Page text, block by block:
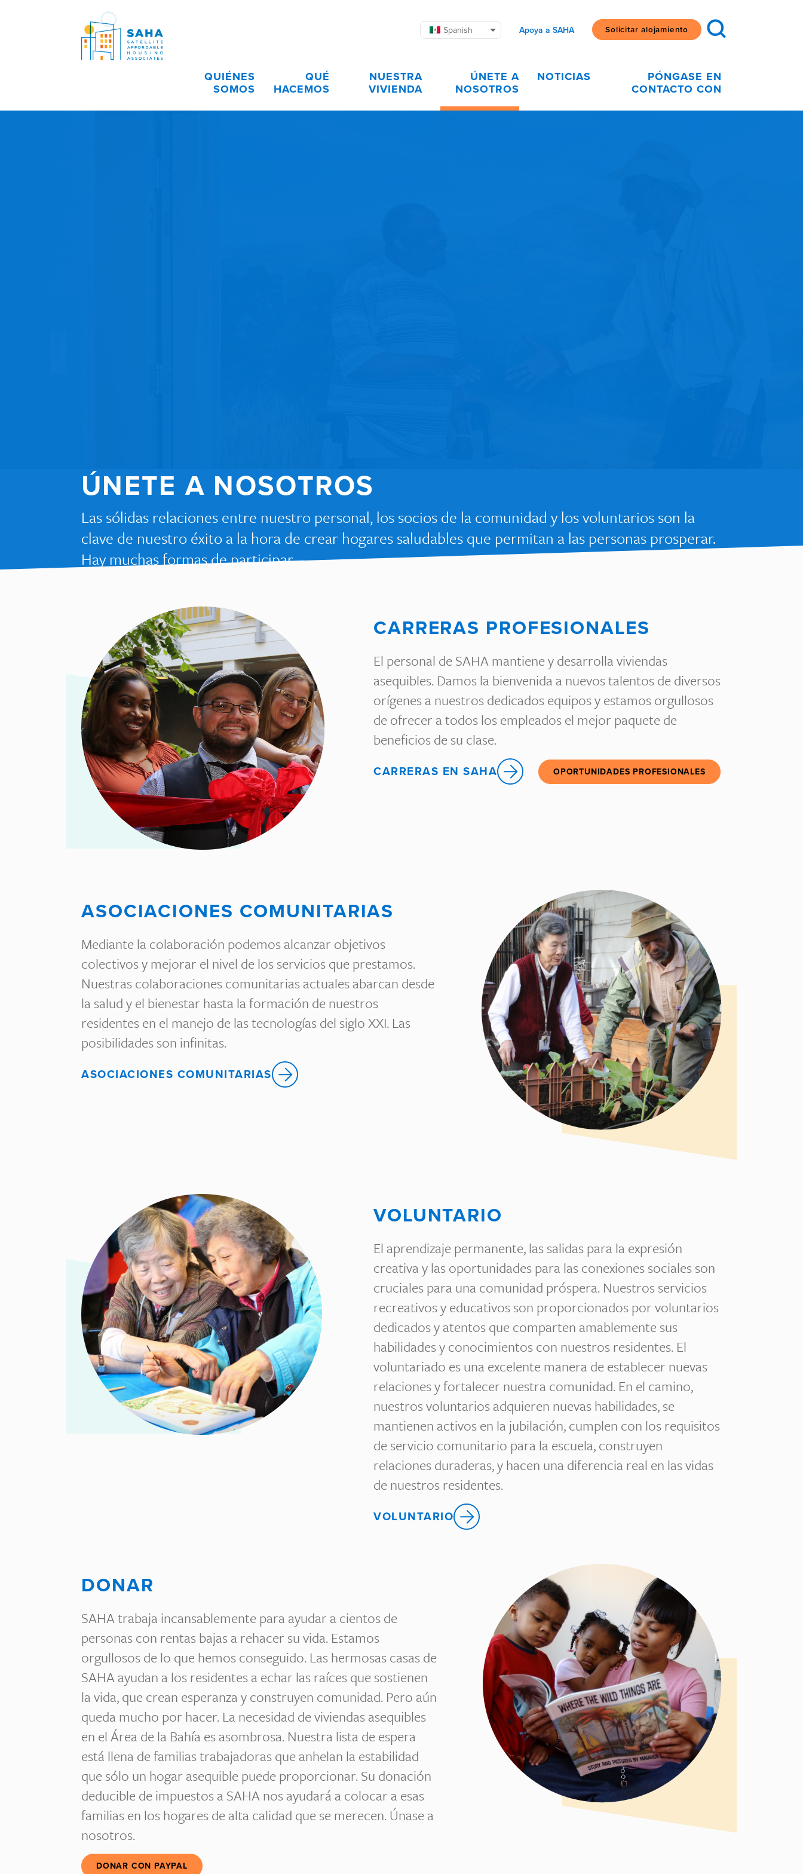
Saltar al contenido
Spanish Apoya a SAHA Solicitar alojamiento
QUIÉNES
SOMOS
QUÉ
HACEMOS
NUESTRA
VIVIENDA
ÚNETE A
NOSOTROS
NOTICIAS
PÓNGASE EN
CONTACTO CON
ÚNETE A NOSOTROS
Las sólidas relaciones entre nuestro personal, los socios de la comunidad y los voluntarios son la
clave de nuestro éxito a la hora de crear hogares saludables que permitan a las personas prosperar.
Hay muchas formas de participar.
CARRERAS PROFESIONALES
El personal de SAHA mantiene y desarrolla viviendas
asequibles. Damos la bienvenida a nuevos talentos de diversos
orígenes a nuestros dedicados equipos y estamos orgullosos
de ofrecer a todos los empleados el mejor paquete de
beneficios de su clase.
CARRERAS EN SAHA OPORTUNIDADES PROFESIONALES
ASOCIACIONES COMUNITARIAS
Mediante la colaboración podemos alcanzar objetivos
colectivos y mejorar el nivel de los servicios que prestamos.
Nuestras colaboraciones comunitarias actuales abarcan desde
la salud y el bienestar hasta la formación de nuestros
residentes en el manejo de las tecnologías del siglo XXI. Las
posibilidades son infinitas.
ASOCIACIONES COMUNITARIAS
VOLUNTARIO
El aprendizaje permanente, las salidas para la expresión
creativa y las oportunidades para las conexiones sociales son
cruciales para una comunidad próspera. Nuestros servicios
recreativos y educativos son proporcionados por voluntarios
dedicados y atentos que comparten amablemente sus
habilidades y conocimientos con nuestros residentes. El
voluntariado es una excelente manera de establecer nuevas
relaciones y fortalecer nuestra comunidad. En el camino,
nuestros voluntarios adquieren nuevas habilidades, se
mantienen activos en la jubilación, cumplen con los requisitos
de servicio comunitario para la escuela, construyen
relaciones duraderas, y hacen una diferencia real en las vidas
de nuestros residentes.
VOLUNTARIO
DONAR
SAHA trabaja incansablemente para ayudar a cientos de
personas con rentas bajas a rehacer su vida. Estamos
orgullosos de lo que hemos conseguido. Las hermosas casas de
SAHA ayudan a los residentes a echar las raíces que sostienen
la vida, que crean esperanza y construyen comunidad. Pero aún
queda mucho por hacer. La necesidad de viviendas asequibles
en el Área de la Bahía es asombrosa. Nuestra lista de espera
está llena de familias trabajadoras que anhelan la estabilidad
que sólo un hogar asequible puede proporcionar. Su donación
deducible de impuestos a SAHA nos ayudará a colocar a esas
familias en los hogares de alta calidad que se merecen. Únase a
nosotros.
DONAR CON PAYPAL